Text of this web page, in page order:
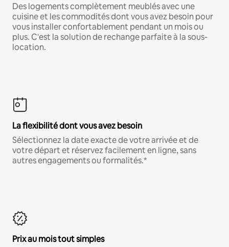
Des logements complètement meublés avec une
cuisine et les commodités dont vous avez besoin pour
vous installer confortablement pendant un mois ou
plus. C'est la solution de rechange parfaite à la sous-
location.
La flexibilité dont vous avez besoin
Sélectionnez la date exacte de votre arrivée et de
votre départ et réservez facilement en ligne, sans
autres engagements ou formalités.*
Prix au mois tout simples